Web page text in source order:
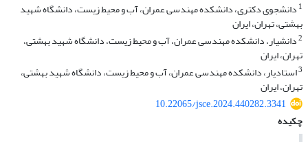
1 دانشجوی دکتری، دانشکده مهندسی عمران، آب و محیط زیست، دانشگاه شهید
بهشتی، تهران، ایران
2دانشیار، دانشکده مهندسی عمران، آب و محیط زیست، دانشگاه شهید بهشتی،
تهران، ایران
3استادیار، دانشکده مهندسی عمران، آب و محیط زیست، دانشگاه شهید بهشتی،
تهران، ایران
10.22065/jsce.2024.440282.3341
چکیده